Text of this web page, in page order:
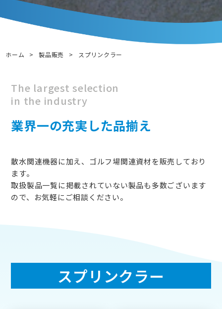
ホーム > 製品販売 > スプリンクラー
The largest selection
in the industry
業界一の充実した品揃え
散水関連機器に加え、ゴルフ場関連資材を販売しており
ます。
取扱製品一覧に掲載されていない製品も多数ございます
ので、お気軽にご相談ください。
スプリンクラー